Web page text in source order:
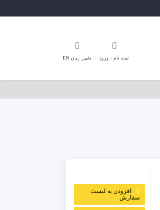
تغییر زبان EN ثبت نام ، ورود
افزودن به لیست
سفارش